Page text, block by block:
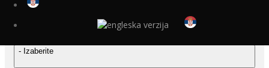
Magacin
- Izaberite